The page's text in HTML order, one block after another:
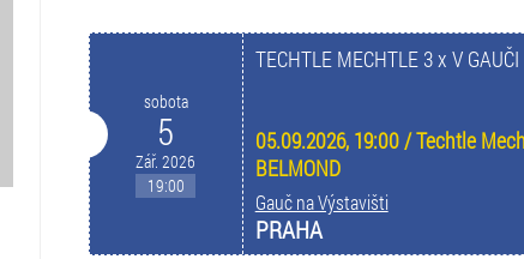
sobota
5
Zář. 2026
19:00
TECHTLE MECHTLE 3 x V GAUČI
05.09.2026, 19:00 / Techtle
BELMOND
Gauč na Výstavišti
PRAHA